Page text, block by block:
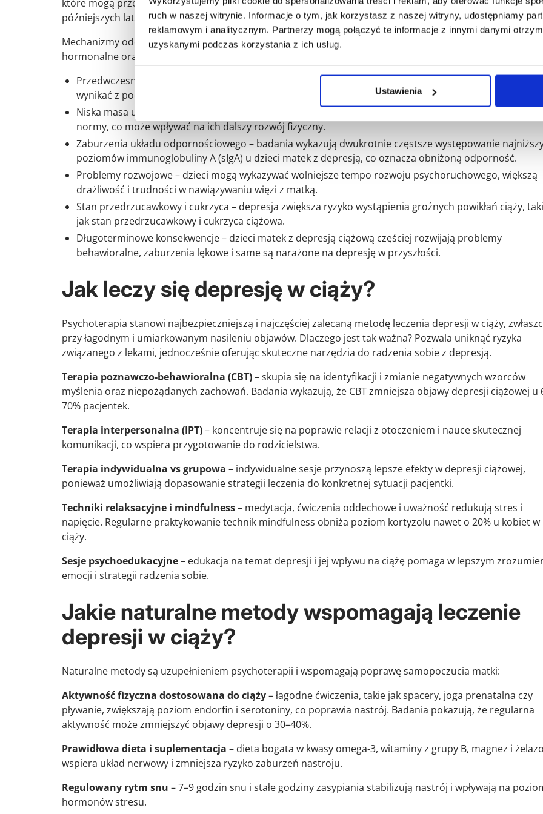
ruch w naszej witrynie. Informacje o tym, jak korzystasz z naszej witryny, udostępniamy
reklamowym i analitycznym. Partnerzy mogą połączyć te informacje z innymi danymi
uzyskanymi podczas korzystania z ich usług.
Ustawienia
które mogą przełożyć się na problemy zdrowotne dziecka zarówno w okresie noworodkowym, jak i w
późniejszych latach życia.
Mechanizmy oddziaływania depresji matczynej na płód są złożone i obejmują zmiany neurochemiczne,
hormonalne oraz behawioralne, które mogą zakłócić prawidłowy przebieg ciąży i rozwój dziecka.
Przedwczesny poród – depresja zwiększa dwukrotnie ryzyko porodu przed 37. tygodniem ciąży, co
wynikać z podwyższonego poziomu białka C-reaktywnego i kortyzolu u matek z depresją.
Niska masa urodzeniowa – dzieci kobiet z nieleczoną depresją często rodzą się z masą ciała poniżej
normy, co może wpływać na ich dalszy rozwój fizyczny.
Zaburzenia układu odpornościowego – badania wykazują dwukrotnie częstsze występowanie
poziomów immunoglobuliny A (sIgA) u dzieci matek z depresją, co oznacza obniżoną odporność.
Problemy rozwojowe – dzieci mogą wykazywać wolniejsze tempo rozwoju psychoruchowego, większą
drażliwość i trudności w nawiązywaniu więzi z matką.
Stan przedrzucawkowy i cukrzyca – depresja zwiększa ryzyko wystąpienia groźnych powikłań ciąży,
jak stan przedrzucawkowy i cukrzyca ciążowa.
Długoterminowe konsekwencje – dzieci matek z depresją ciążową częściej rozwijają problemy
behawioralne, zaburzenia lękowe i same są narażone na depresję w przyszłości.
Jak leczy się depresję w ciąży?
Psychoterapia stanowi najbezpieczniejszą i najczęściej zalecaną metodę leczenia depresji w ciąży,
przy łagodnym i umiarkowanym nasileniu objawów. Dlaczego jest tak ważna? Pozwala uniknąć ryzyka
związanego z lekami, jednocześnie oferując skuteczne narzędzia do radzenia sobie z depresją.
Terapia poznawczo-behawioralna (CBT)– skupia się na identyfikacji i zmianie negatywnych wzorców
myślenia oraz niepożądanych zachowań. Badania wykazują, że CBT zmniejsza objawy depresji ciążowej u
70% pacjentek.
Terapia interpersonalna (IPT)– koncentruje się na poprawie relacji z otoczeniem i nauce skutecznej
komunikacji, co wspiera przygotowanie do rodzicielstwa.
Terapia indywidualna vs grupowa – indywidualne sesje przynoszą lepsze efekty w depresji ciążowej,
ponieważ umożliwiają dopasowanie strategii leczenia do konkretnej sytuacji pacjentki.
Techniki relaksacyjne i mindfulness– medytacja, ćwiczenia oddechowe i uważność redukują stres i
napięcie. Regularne praktykowanie technik mindfulness obniża poziom kortyzolu nawet o 20% u kobiet w
ciąży.
Sesje psychoedukacyjne– edukacja na temat depresji i jej wpływu na ciążę pomaga w lepszym
emocji i strategii radzenia sobie.
Jakie naturalne metody wspomagają leczenie
depresji w ciąży?
Naturalne metody są uzupełnieniem psychoterapii i wspomagają poprawę samopoczucia matki:
Aktywność fizyczna dostosowana do ciąży– łagodne ćwiczenia, takie jak spacery, joga prenatalna czy
pływanie, zwiększają poziom endorfin i serotoniny, co poprawia nastrój. Badania pokazują, że regularna
aktywność może zmniejszyć objawy depresji o 30–40%.
Prawidłowa dieta i suplementacja – dieta bogata w kwasy omega-3, witaminy z grupy B, magnez i
wspiera układ nerwowy i zmniejsza ryzyko zaburzeń nastroju.
Regulowany rytm snu – 7–9 godzin snu i stałe godziny zasypiania stabilizują nastrój i wpływają na
hormonów stresu.